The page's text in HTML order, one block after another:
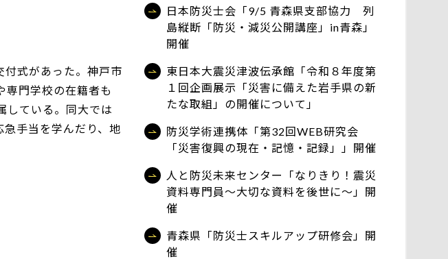
式があった。神戸市
専門学校の在籍者も
している。同大では
手当を学んだり、地
日本防災士会「9/5 青森県支部協力 列
島縦断「防災・減災公開講座」in青森」
開催
東日本大震災津波伝承館「令和８年度第
１回企画展示「災害に備えた岩手県の新
たな取組」の開催について」
防災学術連携体「第32回WEB研究会
「災害復興の現在・記憶・記録」」開催
人と防災未来センター「なりきり！震災
資料専門員～大切な資料を後世に～」開
催
青森県「防災士スキルアップ研修会」開
催